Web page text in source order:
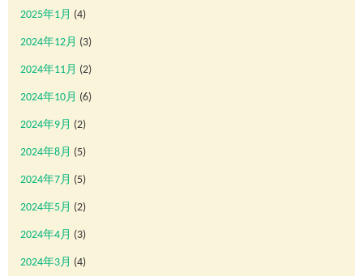
2025年1月 (4)
2024年12月 (3)
2024年11月 (2)
2024年10月 (6)
2024年9月 (2)
2024年8月 (5)
2024年7月 (5)
2024年5月 (2)
2024年4月 (3)
2024年3月 (4)